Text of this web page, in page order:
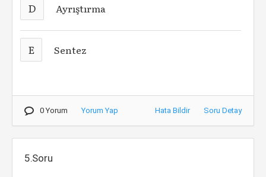
D Ayrıştırma
E Sentez
0 Yorum Yorum Yap Hata Bildir Soru Detay
5.Soru